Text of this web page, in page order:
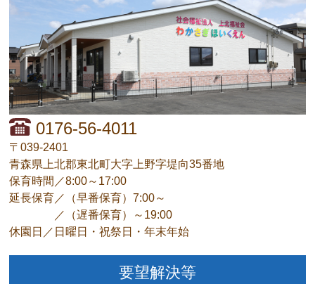
0176-56-4011
〒039-2401
青森県上北郡東北町大字上野字堤向35番地
保育時間／8:00～17:00
延長保育／（早番保育）7:00～
／（遅番保育）～19:00
休園日／日曜日・祝祭日・年末年始
要望解決等